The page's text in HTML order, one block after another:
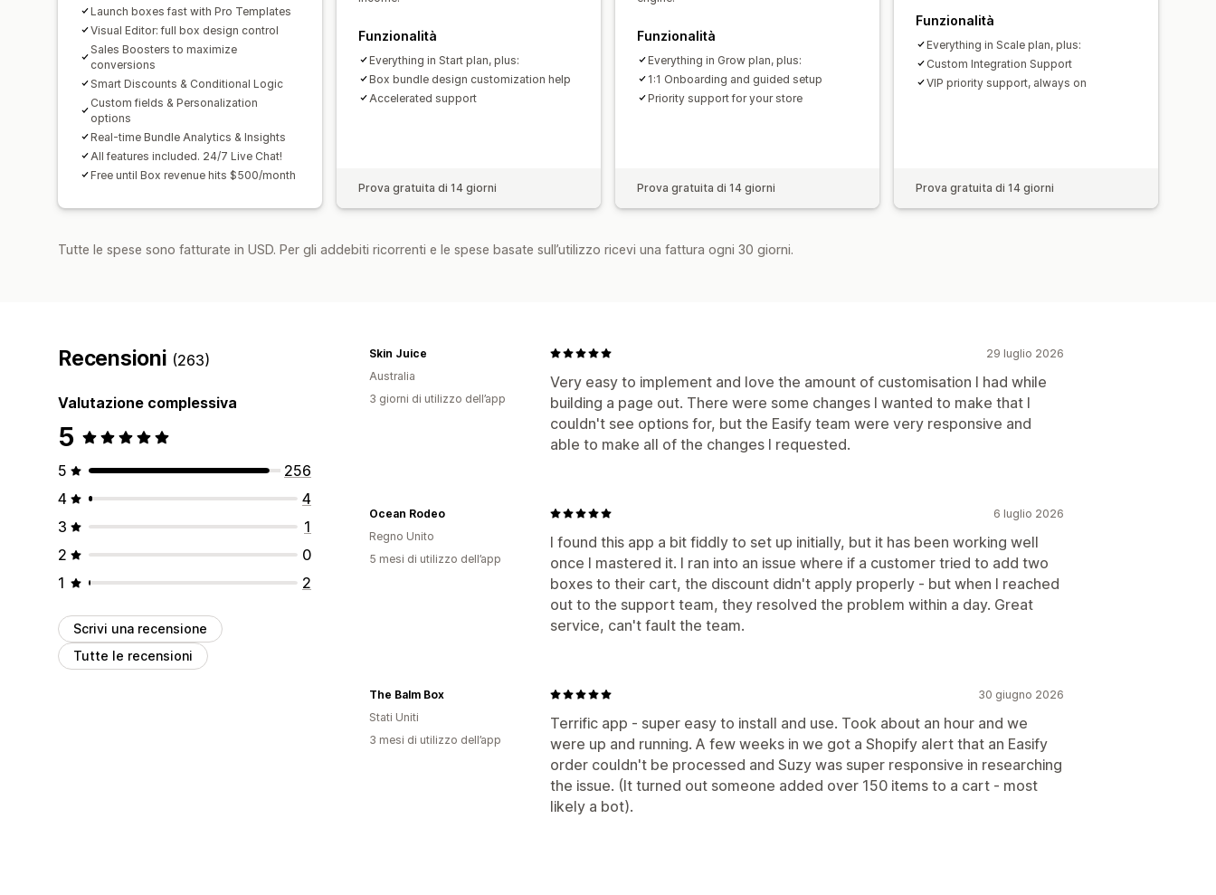
Launch boxes fast with Pro Templates
Visual Editor: full box design control
Sales Boosters to maximize
conversions
Smart Discounts & Conditional Logic
Custom fields & Personalization
options
Real-time Bundle Analytics & Insights
All features included. 24/7 Live Chat!
Free until Box revenue hits $500/month
Funzionalità
Everything in Start plan, plus:
Box bundle design customization help
Accelerated support
Prova gratuita di 14 giorni
Funzionalità
Everything in Grow plan, plus:
1:1 Onboarding and guided setup
Priority support for your store
Prova gratuita di 14 giorni
Funzionalità
Everything in Scale plan, plus:
Custom Integration Support
VIP priority support, always on
Prova gratuita di 14 giorni
Tutte le spese sono fatturate in USD. Per gli addebiti ricorrenti e le spese basate sull’utilizzo ricevi una fattura ogni 30 giorni.
Recensioni (263)
Valutazione complessiva
5
5
256
4
4
3
1
2
0
1
2
Scrivi una recensione
Tutte le recensioni
29 luglio 2026
Very easy to implement and love the amount of customisation I had while
building a page out. There were some changes I wanted to make that I
couldn't see options for, but the Easify team were very responsive and
able to make all of the changes I requested.
Skin Juice
Australia
3 giorni di utilizzo dell’app
6 luglio 2026
I found this app a bit fiddly to set up initially, but it has been working well
once I mastered it. I ran into an issue where if a customer tried to add two
boxes to their cart, the discount didn't apply properly - but when I reached
out to the support team, they resolved the problem within a day. Great
service, can't fault the team.
Ocean Rodeo
Regno Unito
5 mesi di utilizzo dell’app
30 giugno 2026
Terrific app - super easy to install and use. Took about an hour and we
were up and running. A few weeks in we got a Shopify alert that an Easify
order couldn't be processed and Suzy was super responsive in researching
the issue. (It turned out someone added over 150 items to a cart - most
likely a bot).
The Balm Box
Stati Uniti
3 mesi di utilizzo dell’app